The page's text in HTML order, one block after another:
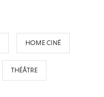
HOME CINÉ
THÉÂTRE